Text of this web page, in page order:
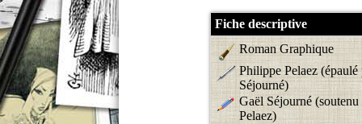
Fiche descriptive
Roman Graphique
Philippe Pelaez (épaulé
Séjourné)
Gaël Séjourné
Pelaez)